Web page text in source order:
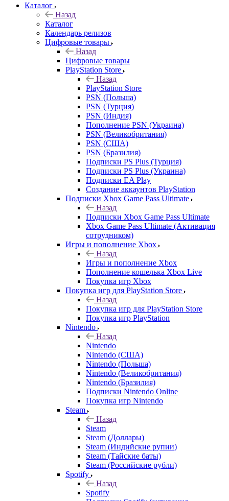
Каталог
Назад
Каталог
Календарь релизов
Цифровые товары
Назад
Цифровые товары
PlayStation Store
Назад
PlayStation Store
PSN (Польша)
PSN (Турция)
PSN (Индия)
Пополнение PSN (Украина)
PSN (Великобритания)
PSN (США)
PSN (Бразилия)
Подписки PS Plus (Турция)
Подписки PS Plus (Украина)
Подписки EA Play
Создание аккаунтов PlayStation
Подписки Xbox Game Pass Ultimate
Назад
Подписки Xbox Game Pass Ultimate
Xbox Game Pass Ultimate (Активация
сотрудником)
Игры и пополнение Xbox
Назад
Игры и пополнение Xbox
Пополнение кошелька Xbox Live
Покупка игр Xbox
Покупка игр для PlayStation Store
Назад
Покупка игр для PlayStation Store
Покупка игр PlayStation
Nintendo
Назад
Nintendo
Nintendo (США)
Nintendo (Польша)
Nintendo (Великобритания)
Nintendo (Бразилия)
Подписки Nintendo Online
Покупка игр Nintendo
Steam
Назад
Steam
Steam (Доллары)
Steam (Индийские рупии)
Steam (Тайские баты)
Steam (Российские рубли)
Spotify
Назад
Spotify